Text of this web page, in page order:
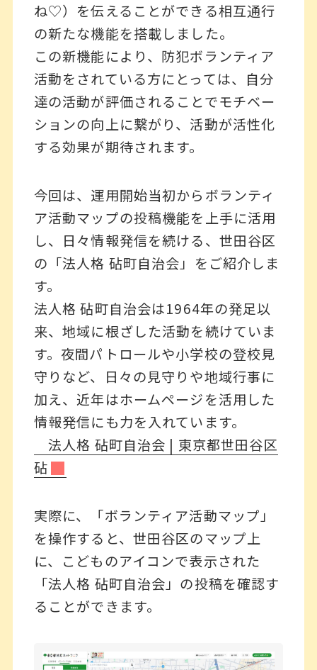
ね♡）を伝えることができる相互通行
の新たな機能を搭載しました。
この新機能により、防犯ボランティア
活動をされている方にとっては、自分
達の活動が評価されることでモチベー
ションの向上に繋がり、活動が活性化
する効果が期待されます。
今回は、運用開始当初からボランティ
ア活動マップの投稿機能を上手に活用
し、日々情報発信を続ける、世田谷区
の「法人格 砧町自治会」をご紹介しま
す。
法人格 砧町自治会は1964年の発足以
来、地域に根ざした活動を続けていま
す。夜間パトロールや小学校の登校見
守りなど、日々の見守りや地域行事に
加え、近年はホームページを活用した
情報発信にも力を入れています。
法人格 砧町自治会 | 東京都世田谷区
砧
実際に、「ボランティア活動マップ」
を操作すると、世田谷区のマップ上
に、こどものアイコンで表示された
「法人格 砧町自治会」の投稿を確認す
ることができます。